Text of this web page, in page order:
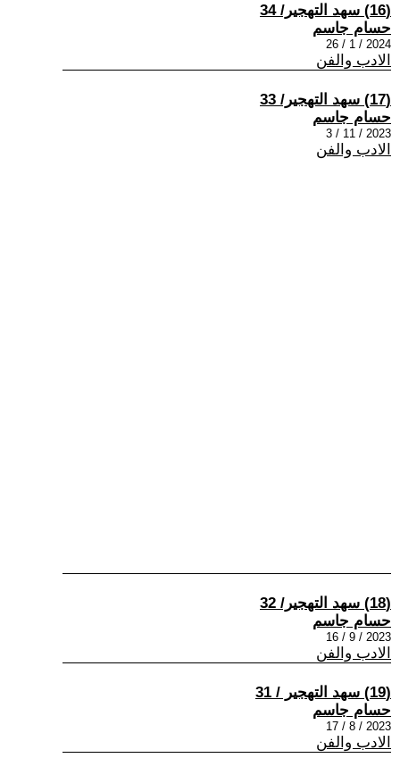
(16) سهد التهجير/ 34
حسام جاسم
2024 / 1 / 26
الادب والفن
(17) سهد التهجير/ 33
حسام جاسم
2023 / 11 / 3
الادب والفن
(18) سهد التهجير/ 32
حسام جاسم
2023 / 9 / 16
الادب والفن
(19) سهد التهجير / 31
حسام جاسم
2023 / 8 / 17
الادب والفن